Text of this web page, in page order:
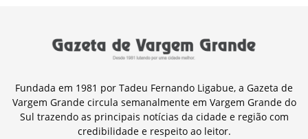
Fundada em 1981 por Tadeu Fernando Ligabue, a Gazeta de
Vargem Grande circula semanalmente em Vargem Grande do
Sul trazendo as principais notícias da cidade e região com
credibilidade e respeito ao leitor.